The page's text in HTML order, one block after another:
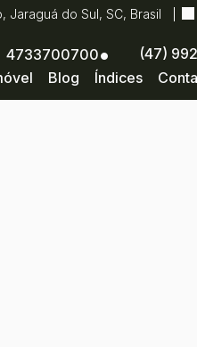
, Jaraguá do Sul, SC, Brasil
Índices
Blog
4733700700 (47)